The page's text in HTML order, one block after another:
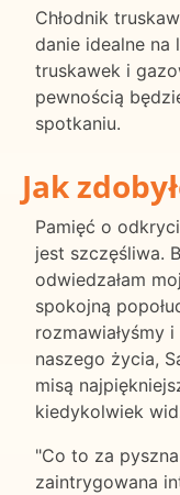
Chłodnik
danie idealne na
truskawek i
pewnością
spotkaniu.
Jak
Pamięć o
jest szczęśliwa.
odwiedzałam
spokojną
rozmawiałyśmy
naszego życia,
misą
kiedykolwiek
"Co to za
zaintrygowana